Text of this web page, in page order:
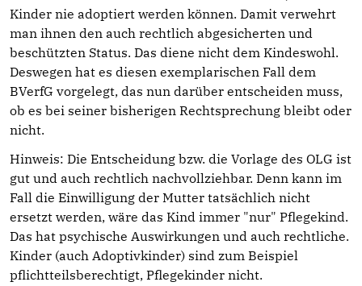
Kinder nie adoptiert werden können. Damit verwehrt
man ihnen den auch rechtlich abgesicherten und
beschützten Status. Das diene nicht dem Kindeswohl.
Deswegen hat es diesen exemplarischen Fall dem
BVerfG vorgelegt, das nun darüber entscheiden muss,
ob es bei seiner bisherigen Rechtsprechung bleibt oder
nicht.
Hinweis: Die Entscheidung bzw. die Vorlage des OLG ist
gut und auch rechtlich nachvollziehbar. Denn kann im
Fall die Einwilligung der Mutter tatsächlich nicht
ersetzt werden, wäre das Kind immer "nur" Pflegekind.
Das hat psychische Auswirkungen und auch rechtliche.
Kinder (auch Adoptivkinder) sind zum Beispiel
pflichtteilsberechtigt, Pflegekinder nicht.